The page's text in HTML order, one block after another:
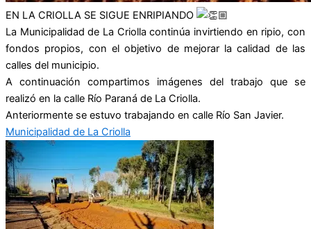
EN LA CRIOLLA SE SIGUE ENRIPIANDO
La Municipalidad de La Criolla continúa invirtiendo en ripio, con
fondos propios, con el objetivo de mejorar la calidad de las
calles del municipio.
A continuación compartimos imágenes del trabajo que se
realizó en la calle Río Paraná de La Criolla.
Anteriormente se estuvo trabajando en calle Río San Javier.
Municipalidad de La Criolla